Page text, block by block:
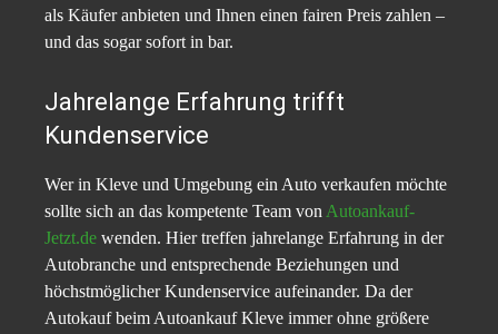
als Käufer anbieten und Ihnen einen fairen Preis zahlen –
und das sogar sofort in bar.
Jahrelange Erfahrung trifft
Kundenservice
Wer in Kleve und Umgebung ein Auto verkaufen möchte
sollte sich an das kompetente Team von Autoankauf-
Jetzt.de wenden. Hier treffen jahrelange Erfahrung in der
Autobranche und entsprechende Beziehungen und
höchstmöglicher Kundenservice aufeinander. Da der
Autokauf beim Autoankauf Kleve immer ohne größere